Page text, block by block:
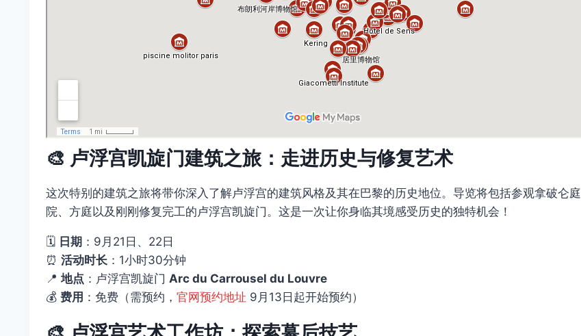
🎨 卢浮宫凯旋门建筑之旅：走进历史与修复艺术
这次特别的建筑之旅将带你深入了解卢浮宫的建筑风格及其在巴黎的历史地位。导览将包括参观拿破仑庭
院、方庭以及刚刚修复完工的卢浮宫凯旋门。这是一次让你身临其境感受历史的独特机会！
🗓️ 日期 ：9月21日、22日
⏰ 活动时长 ：1小时30分钟
📍 地点 ：卢浮宫凯旋门 Arc du Carrousel du Louvre
💰 费用 ：免费（需预约， 官网预约地址 9月13日起开始预约）